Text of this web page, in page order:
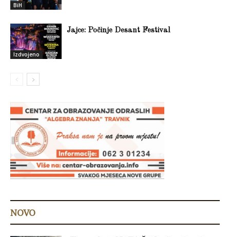
BiH
Izdvojeno
Jajce: Počinje Desant Festival
NOVO